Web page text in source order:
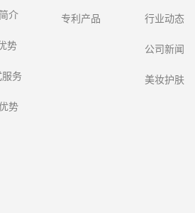
介
势
务
势
专利产品 行业动态
公司新闻
美妆护肤